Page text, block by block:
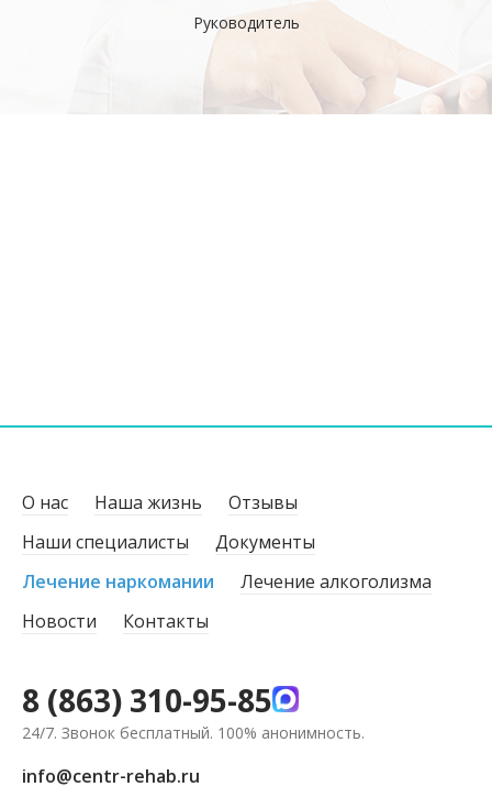
Руководитель
О нас Наша жизнь
Отзывы
Наши специалисты
Документы
Лечение наркомании
Лечение алкоголизма
Новости
Контакты
8 (863) 310-95-85
24/7. Звонок бесплатный. 100% анонимность.
info@centr-rehab.ru